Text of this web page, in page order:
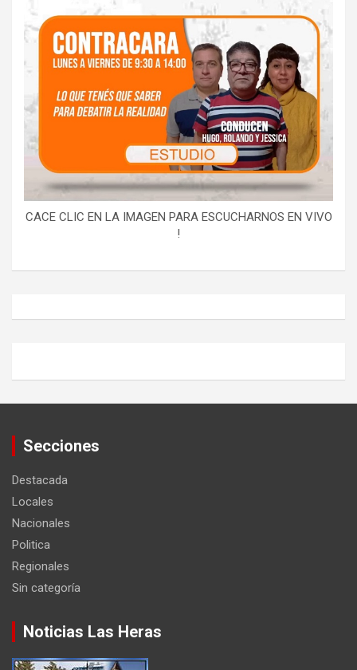
CACE CLIC EN LA IMAGEN PARA ESCUCHARNOS EN VIVO
!
Secciones
Destacada
Locales
Nacionales
Politica
Regionales
Sin categoría
Noticias Las Heras